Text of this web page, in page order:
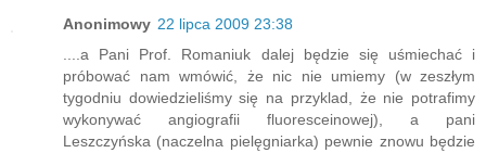
Anonimowy 22 lipca 2009 23:38
....a Pani Prof. Romaniuk dalej będzie się uśmiechać i
próbować nam wmówić, że nic nie umiemy (w zeszłym
tygodniu dowiedzieliśmy się na przyklad, że nie potrafimy
wykonywać angiografii fluoresceinowej), a pani
Leszczyńska (naczelna pielęgniarka) pewnie znowu będzie